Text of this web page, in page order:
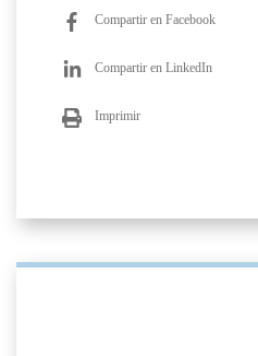
Compartir en Facebook
Compartir en LinkedIn
Imprimir